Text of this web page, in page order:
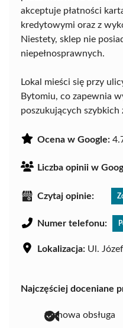
akceptuje płatności
kredytowymi oraz z
Niestety, sklep nie
niepełnosprawnych.
Lokal mieści się przy
Bytomiu, co zapewnia
poszukujących
Ocena w Google:
Liczba opinii w
Czytaj opinie:
Numer telefonu:
Lokalizacja: Ul.
Najczęściej doceniane
fachowa obsługa